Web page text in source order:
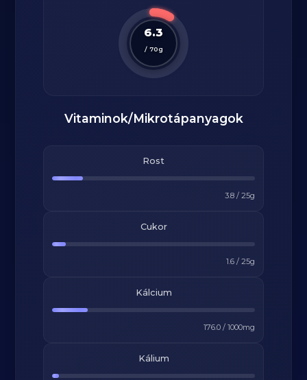
6.3
/ 70g
Vitaminok/Mikrotápanyagok
Rost
3.8/ 25g
Cukor
1.6/ 25g
Kálcium
176.0/ 1000mg
Kálium